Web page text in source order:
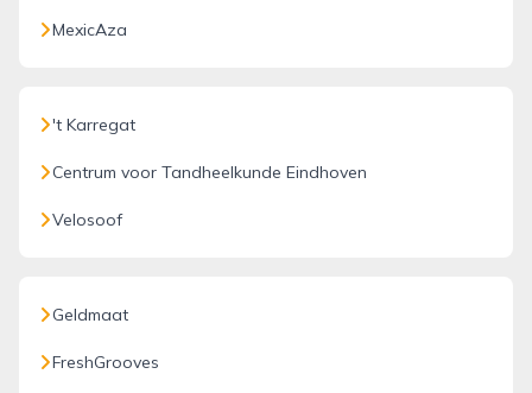
MexicAza
't Karregat
Centrum voor Tandheelkunde Eindhoven
Velosoof
Geldmaat
FreshGrooves